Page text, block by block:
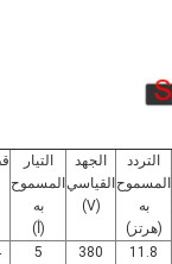
التردد
المسموح
به
(هرتز)
الجهد
القياسي
(V)
التيار
المسموح
به
(أ)
11.8
380
5